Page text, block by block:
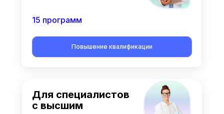
Повышение квалификации
Для специалистов
с высшим
15 программ